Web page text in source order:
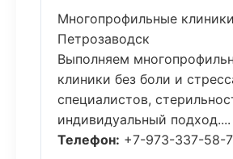
Многопрофильные
Петрозаводск
Выполняем
клиники без боли и
специалистов,
индивидуальный подход....
Телефон: +7-973-337-58-